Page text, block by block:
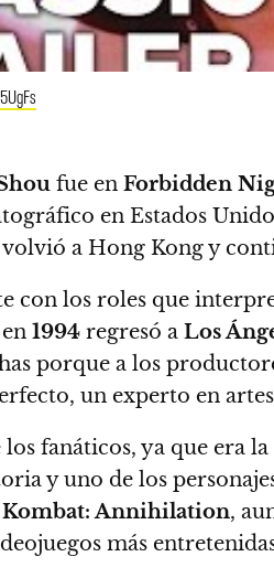
fue en Forbidden
en Estados
a Hong Kong y
con los roles que
1994 regresó a Los
porque a los
un experto en
fanáticos, ya que era
y uno de los
Annihilation,
más